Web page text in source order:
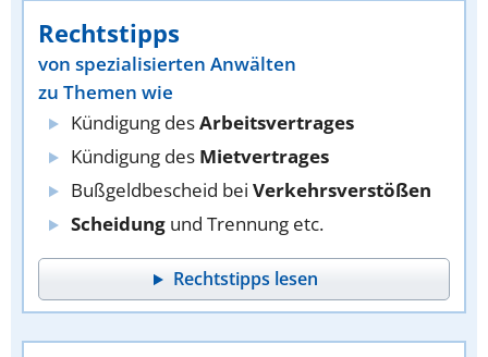
Rechtstipps
von spezialisierten Anwälten
zu Themen wie
Kündigung desArbeitsvertrages
Kündigung des Mietvertrages
Bußgeldbescheid bei Verkehrsverstößen
Scheidung und Trennung etc.
Rechtstipps lesen